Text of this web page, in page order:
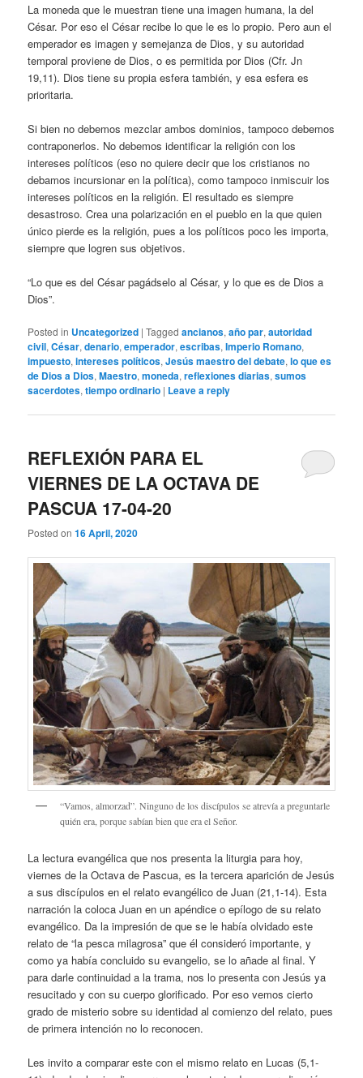
La moneda que le muestran tiene una imagen humana, la del
César. Por eso el César recibe lo que le es lo propio. Pero aun el
emperador es imagen y semejanza de Dios, y su autoridad
temporal proviene de Dios, o es permitida por Dios (Cfr. Jn
19,11). Dios tiene su propia esfera también, y esa esfera es
prioritaria.
Si bien no debemos mezclar ambos dominios, tampoco debemos
contraponerlos. No debemos identificar la religión con los
intereses políticos (eso no quiere decir que los cristianos no
debamos incursionar en la política), como tampoco inmiscuir los
intereses políticos en la religión. El resultado es siempre
desastroso. Crea una polarización en el pueblo en la que quien
único pierde es la religión, pues a los políticos poco les importa,
siempre que logren sus objetivos.
“Lo que es del César pagádselo al César, y lo que es de Dios a
Dios”.
Posted in Uncategorized |Tagged ancianos,año par,autoridad
civil,César,denario,emperador,escribas,Imperio Romano,
impuesto,intereses políticos,Jesús maestro del debate,lo que es
de Dios a Dios,Maestro,moneda,reflexiones diarias,sumos
sacerdotes,tiempo ordinario | Leave a reply
REFLEXIÓN PARA EL
VIERNES DE LA OCTAVA DE
PASCUA 17-04-20
Posted on16 April, 2020
“Vamos, almorzad”. Ninguno de los discípulos se atrevía a preguntarle
quién era, porque sabían bien que era el Señor.
La lectura evangélica que nos presenta la liturgia para hoy,
viernes de la Octava de Pascua, es la tercera aparición de Jesús
a sus discípulos en el relato evangélico de Juan (21,1-14). Esta
narración la coloca Juan en un apéndice o epílogo de su relato
evangélico. Da la impresión de que se le había olvidado este
relato de “la pesca milagrosa” que él consideró importante, y
como ya había concluido su evangelio, se lo añade al final. Y
para darle continuidad a la trama, nos lo presenta con Jesús ya
resucitado y con su cuerpo glorificado. Por eso vemos cierto
grado de misterio sobre su identidad al comienzo del relato, pues
de primera intención no lo reconocen.
Les invito a comparar este con el mismo relato en Lucas (5,1-